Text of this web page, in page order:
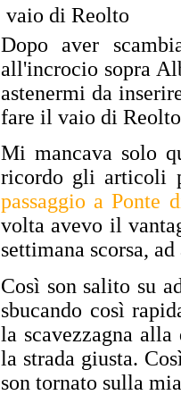
Dopo aver
all'incrocio sopra
astenermi da
fare il vaio di
Mi mancava solo
ricordo gli articoli
passaggio a Ponte
volta avevo il
settimana scorsa,
Così son salito su
sbucando così
la scavezzagna
la strada giusta.
son tornato sulla